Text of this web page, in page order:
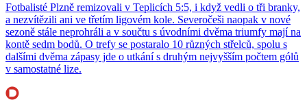
Fotbalisté Plzně remizovali v Teplicích 5:5, i když vedli o tři branky,
a nezvítězili ani ve třetím ligovém kole. Severočeši naopak v nové
sezoně stále neprohráli a v součtu s úvodními dvěma triumfy mají na
kontě sedm bodů. O trefy se postaralo 10 různých střelců, spolu s
dalšími dvěma zápasy jde o utkání s druhým nejvyšším počtem gólů
v samostatné lize.